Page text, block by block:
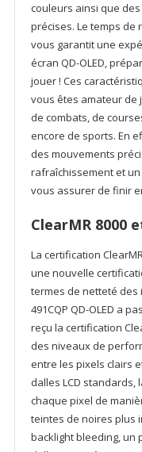
couleurs ainsi que
précises. Le temps de
vous garantit une
écran QD-OLED,
jouer ! Ces
vous êtes amateur de
de combats, de
encore de sports. En
des mouvements
rafraîchissement et
vous assurer de finir
ClearMR 8000
La certification
une nouvelle
termes de netteté des
491CQP QD-OLED a
reçu la certification
des niveaux de
entre les pixels clairs
dalles LCD standards,
chaque pixel de
teintes de noires plus
backlight bleeding, un